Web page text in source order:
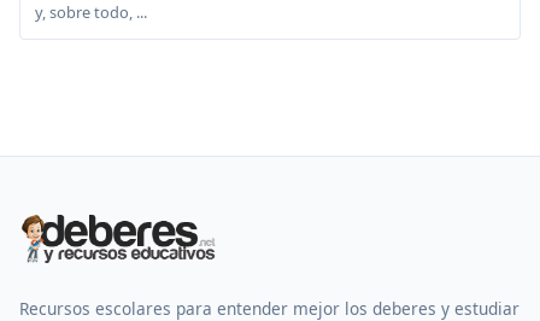
y, sobre todo, ...
Recursos escolares para entender mejor los deberes y estudiar